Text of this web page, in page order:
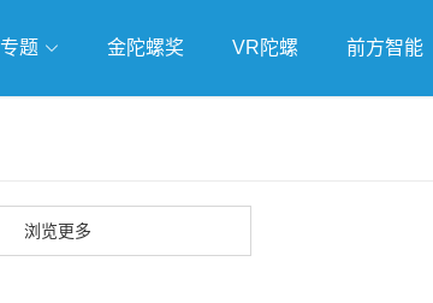
专题 金陀螺奖 VR陀螺 前方智能
浏览更多